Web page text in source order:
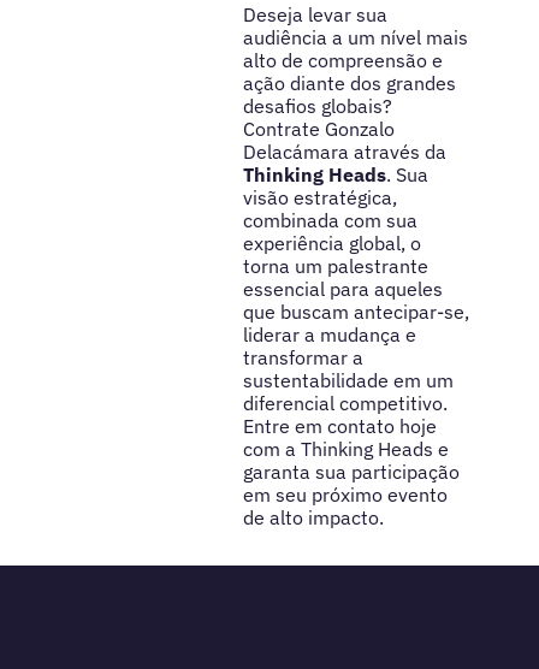
Deseja levar sua
audiência a um nível mais
alto de compreensão e
ação diante dos grandes
desafios globais?
Contrate Gonzalo
Delacámara através da
Thinking Heads. Sua
visão estratégica,
combinada com sua
experiência global, o
torna um palestrante
essencial para aqueles
que buscam antecipar-se,
liderar a mudança e
transformar a
sustentabilidade em um
diferencial competitivo.
Entre em contato hoje
com a Thinking Heads e
garanta sua participação
em seu próximo evento
de alto impacto.